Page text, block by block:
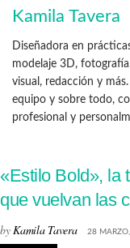
Kamila Tavera
Diseñadora en
modelaje 3D,
visual, redacción y
equipo y sobre todo,
profesional y
«Estilo Bold», la
que vuelvan las
byKamila Tavera 28